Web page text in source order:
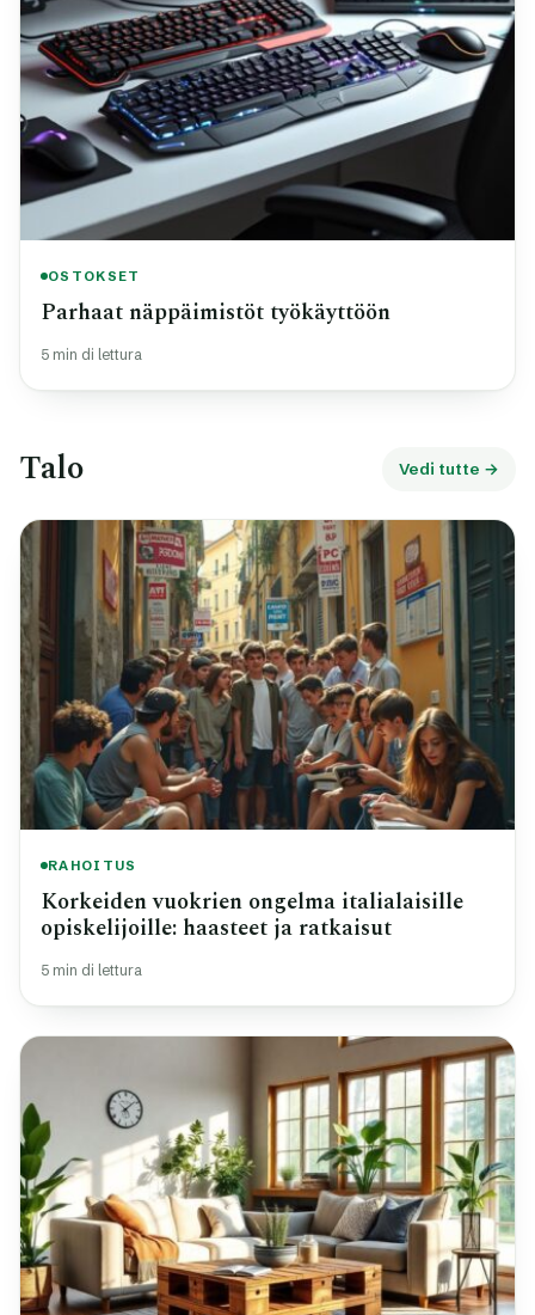
OSTOKSET
Parhaat näppäimistöt työkäyttöön
5 min di lettura
Talo Vedi tutte →
RAHOITUS
Korkeiden vuokrien ongelma italialaisille
opiskelijoille: haasteet ja ratkaisut
5 min di lettura